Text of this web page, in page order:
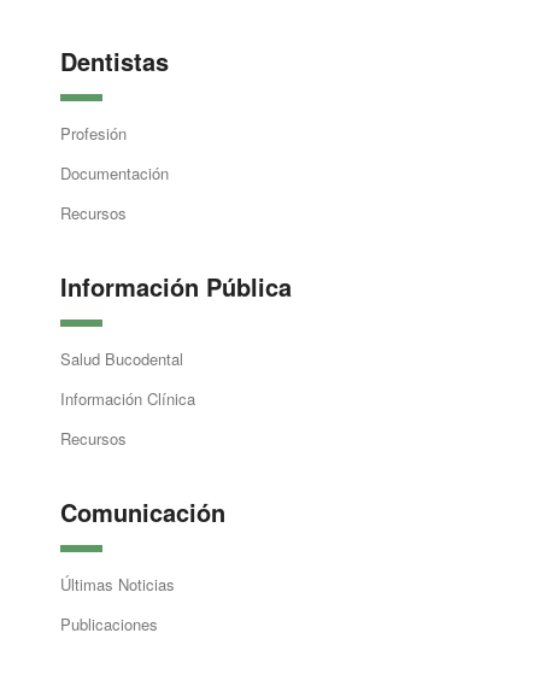
Dentistas
Profesión
Documentación
Recursos
Información Pública
Salud Bucodental
Información Clínica
Recursos
Comunicación
Últimas Noticias
Publicaciones